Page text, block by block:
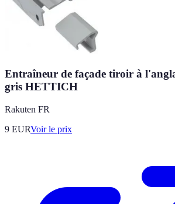
Entraîneur de façade tiroir à
gris HETTICH
Rakuten FR
9 EURVoir le prix